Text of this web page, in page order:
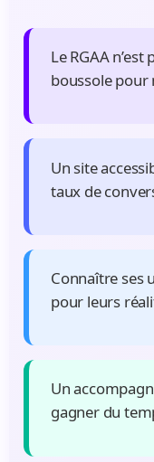
Le RGAA
boussole pour
Un site
taux de
Connaître ses
pour leurs
Un
gagner du